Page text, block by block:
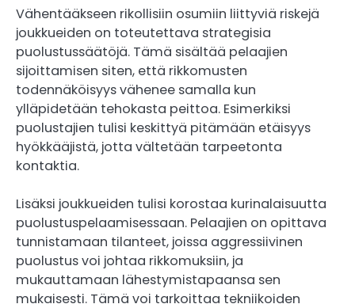
Vähentääkseen rikollisiin osumiin liittyviä riskejä
joukkueiden on toteutettava strategisia
puolustussäätöjä. Tämä sisältää pelaajien
sijoittamisen siten, että rikkomusten
todennäköisyys vähenee samalla kun
ylläpidetään tehokasta peittoa. Esimerkiksi
puolustajien tulisi keskittyä pitämään etäisyys
hyökkääjistä, jotta vältetään tarpeetonta
kontaktia.
Lisäksi joukkueiden tulisi korostaa kurinalaisuutta
puolustuspelaamisessaan. Pelaajien on opittava
tunnistamaan tilanteet, joissa aggressiivinen
puolustus voi johtaa rikkomuksiin, ja
mukauttamaan lähestymistapaansa sen
mukaisesti. Tämä voi tarkoittaa tekniikoiden